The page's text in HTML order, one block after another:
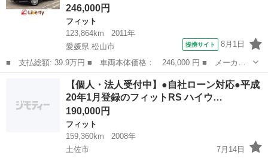
246,000円
フィット
123,864km
2011年
愛媛県 松山市
提携サイト 8月1日
■ 支払総額: 39.9万円 ■ 車両本体価格： 246,000 円 ■ メーカー
名： ホンダ ■ 車種名： フィット ■ グレード名： Ｇ・１０ｔ
ｈアニバーサリー ＥＴＣ ナビ ＴＶ スマートキー 電動格納ミ
ラー ＣＶＴ...
フィット
【個人・法人受付中】●自社ローン対応●平成
20年1月登録のフィットRS ハイウ…
190,000円
フィット
159,360km
2008年
土佐市
7月14日